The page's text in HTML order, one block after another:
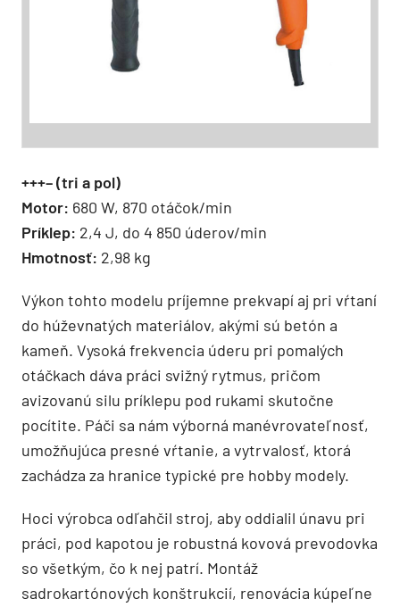
+++– (tri a pol)
Motor: 680 W, 870 otáčok/min
Príklep: 2,4 J, do 4 850 úderov/min
Hmotnosť: 2,98 kg
Výkon tohto modelu príjemne prekvapí aj pri vŕtaní
do húževnatých materiálov, akými sú betón a
kameň. Vysoká frekvencia úderu pri pomalých
otáčkach dáva práci svižný rytmus, pričom
avizovanú silu príklepu pod rukami skutočne
pocítite. Páči sa nám výborná manévrovateľnosť,
umožňujúca presné vŕtanie, a vytrvalosť, ktorá
zachádza za hranice typické pre hobby modely.
Hoci výrobca odľahčil stroj, aby oddialil únavu pri
práci, pod kapotou je robustná kovová prevodovka
so všetkým, čo k nej patrí. Montáž
sadrokartónových konštrukcií, renovácia kúpeľne